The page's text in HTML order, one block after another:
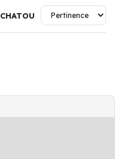
CHATOU